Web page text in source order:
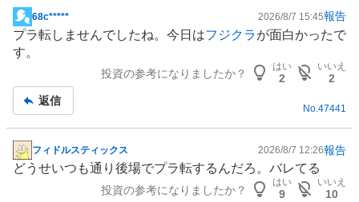
%
掲
示
板
68c***** 2026/8/7 15:45報告
プラ転しませんでしたね。今日はフジクラが面白かったで
す。
投資の参考になりましたか？
はい
2
いいえ
2
返信
No.47441
掲
示
フィドルスティックス 2026/8/7 12:26報告
どうせいつも通り後場でプラ転するんだろ。バレてる
投資の参考になりましたか？
はい
9
いいえ
10